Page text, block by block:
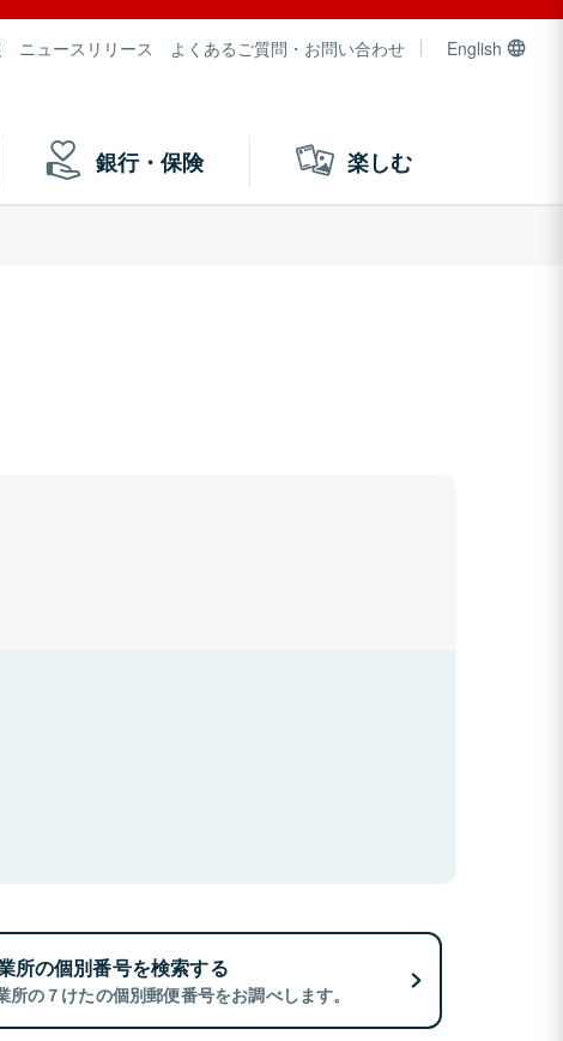
ニュースリリース よくあるご質問・お問い合わせ English
銀行・保険 楽しむ
所の個別番号を検索する
所の７けたの個別郵便番号をお調べします。